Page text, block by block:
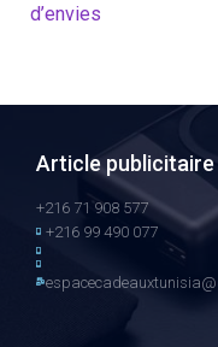
d’envies
Article publicitaire
+216 71 908 577
+216 99 490 077